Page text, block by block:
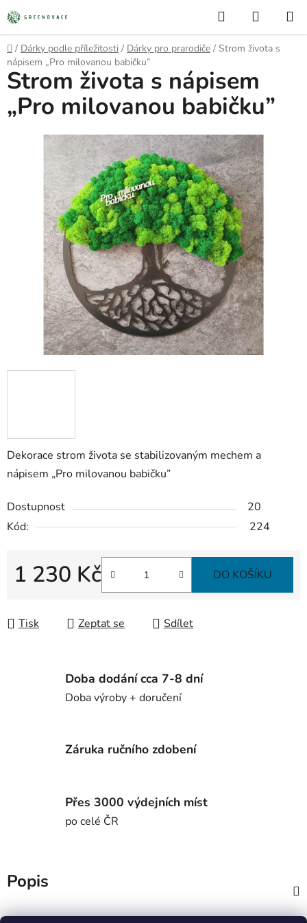
Přejít
na
obsah
Hledat
KOŠÍK
Domů
/ Dárky podle příležitosti / Dárky pro prarodiče / Strom života s
nápisem „Pro milovanou babičku”
Dekorace strom života se stabilizovaným mechem a
nápisem „Pro milovanou babičku”
Dostupnost
20
Kód:
224
1 230 Kč DO KOŠÍKU
Tisk Zeptat se Sdílet
Strom života s nápisem
„Pro milovanou babičku”
Doba dodání cca 7-8 dní
Doba výroby + doručení
Záruka ručního zdobení
Přes 3000 výdejních míst
po celé ČR
Popis